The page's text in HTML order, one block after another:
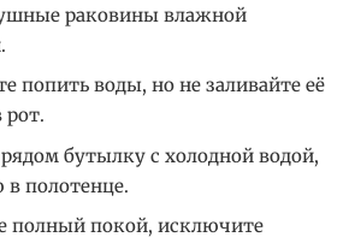
раковины влажной
попить воды, но не заливайте её
рот.
бутылку с холодной водой,
полотенце.
полный покой, исключите